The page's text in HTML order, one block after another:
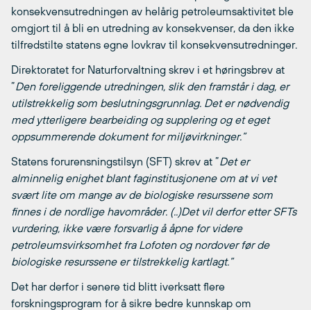
konsekvensutredningen av helårig petroleumsaktivitet ble
omgjort til å bli en utredning av konsekvenser, da den ikke
tilfredstilte statens egne lovkrav til konsekvensutredninger.
Direktoratet for Naturforvaltning skrev i et høringsbrev at
”Den foreliggende utredningen, slik den framstår i dag, er
utilstrekkelig som beslutningsgrunnlag. Det er nødvendig
med ytterligere bearbeiding og supplering og et eget
oppsummerende dokument for miljøvirkninger.”
Statens forurensningstilsyn (SFT) skrev at ”Det er
alminnelig enighet blant faginstitusjonene om at vi vet
svært lite om mange av de biologiske resurssene som
finnes i de nordlige havområder. (..)Det vil derfor etter SFTs
vurdering, ikke være forsvarlig å åpne for videre
petroleumsvirksomhet fra Lofoten og nordover før de
biologiske resurssene er tilstrekkelig kartlagt.”
Det har derfor i senere tid blitt iverksatt flere
forskningsprogram for å sikre bedre kunnskap om